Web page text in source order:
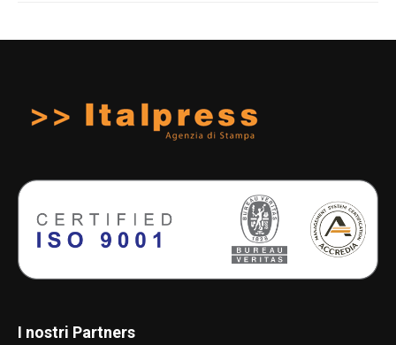
I nostri Partners